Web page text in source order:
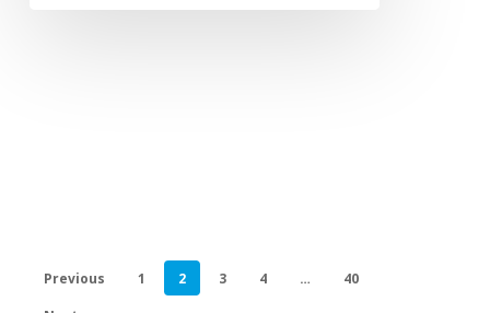
Previous 1 2 3 4 …
40